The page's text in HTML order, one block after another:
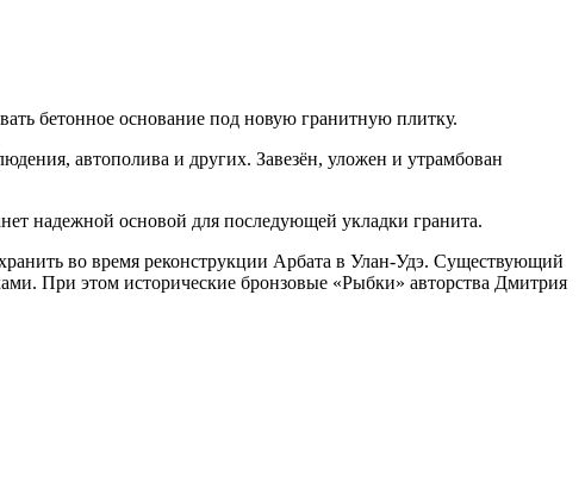
бетонное основание под новую гранитную плитку.
автополива и других. Завезён, уложен и утрамбован
надежной основой для последующей укладки гранита.
во время реконструкции Арбата в Улан-Удэ. Существующий
При этом исторические бронзовые «Рыбки» авторства Дмитрия